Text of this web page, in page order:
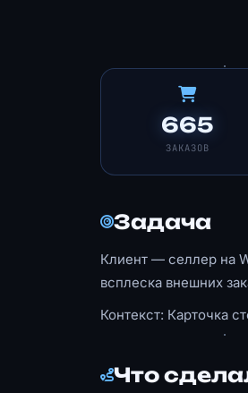
665
ЗАКАЗОВ
Задача
Клиент — селлер на
всплеска внешних
Контекст: Карточка
Что